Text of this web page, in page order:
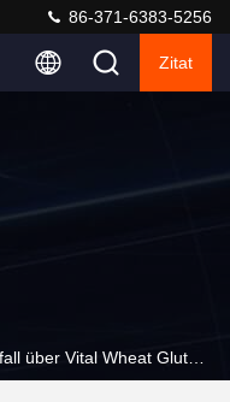
86-371-6383-5256
Zitat